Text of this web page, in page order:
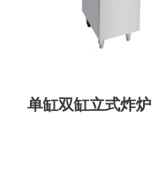
单缸双缸立式炸炉